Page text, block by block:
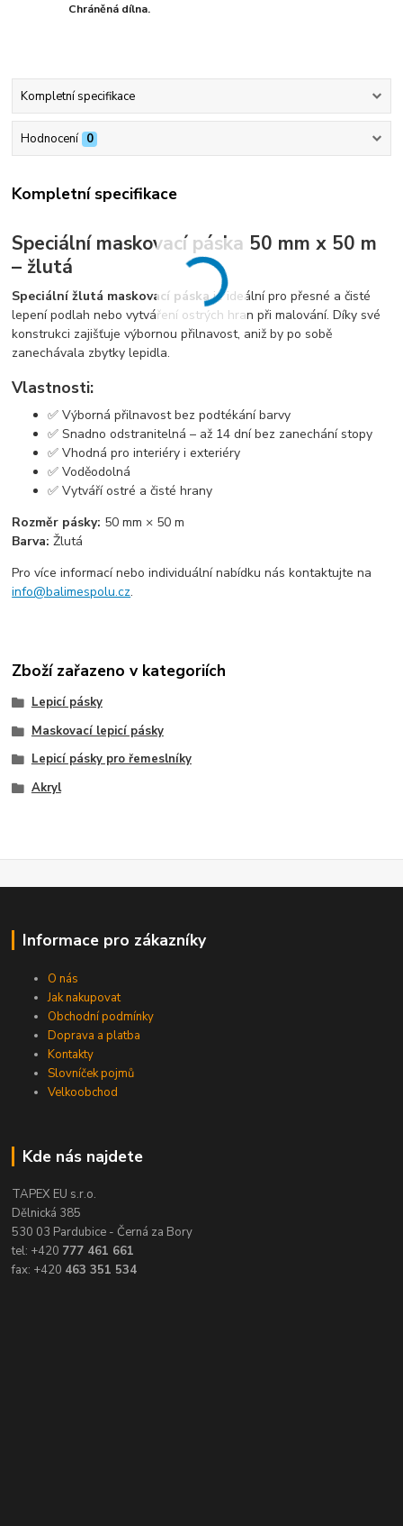
Chráněná dílna.
Kompletní specifikace
Hodnocení 0
Kompletní specifikace
Speciální maskovací páska 50 mm x 50 m
– žlutá
Speciální žlutá maskovací páskaje ideální pro přesné a čisté
lepení podlah nebo vytváření ostrých hran při malování. Díky své
konstrukci zajišťuje výbornou přilnavost, aniž by po sobě
zanechávala zbytky lepidla.
Vlastnosti:
✅ Výborná přilnavost bez podtékání barvy
✅ Snadno odstranitelná – až 14 dní bez zanechání stopy
✅ Vhodná pro interiéry i exteriéry
✅ Voděodolná
✅ Vytváří ostré a čisté hrany
Rozměr pásky: 50 mm × 50 m
Barva: Žlutá
Pro více informací nebo individuální nabídku nás kontaktujte na
info@balimespolu.cz.
Zboží zařazeno v kategoriích
Lepicí pásky
Maskovací lepicí pásky
Lepicí pásky pro řemeslníky
Akryl
Informace pro zákazníky
O nás
Jak nakupovat
Obchodní podmínky
Doprava a platba
Kontakty
Slovníček pojmů
Velkoobchod
Kde nás najdete
TAPEX EU s.r.o.
Dělnická 385
530 03 Pardubice - Černá za Bory
tel: +420 777 461 661
fax: +420 463 351 534